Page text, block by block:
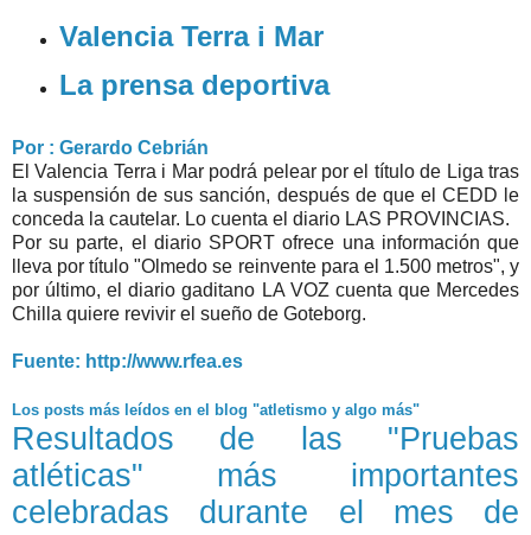
Valencia Terra i Mar
La prensa deportiva
Por : Gerardo Cebrián
El Valencia Terra i Mar podrá pelear por el título de Liga tras
la suspensión de sus sanción, después de que el CEDD le
conceda la cautelar. Lo cuenta el diario LAS PROVINCIAS.
Por su parte, el diario SPORT ofrece una información que
lleva por título "Olmedo se reinvente para el 1.500 metros", y
por último, el diario gaditano LA VOZ cuenta que Mercedes
Chilla quiere revivir el sueño de Goteborg.
Fuente: http://www.rfea.es
Los posts más leídos en el blog "atletismo y algo más"
Resultados de las "Pruebas
atléticas" más importantes
celebradas durante el mes de